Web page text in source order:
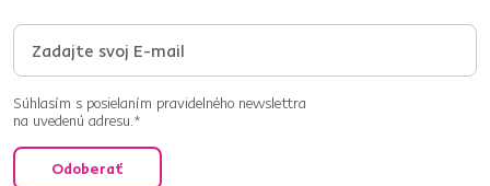
Súhlasím s posielaním pravidelného newslettra
na uvedenú adresu.*
Odoberať